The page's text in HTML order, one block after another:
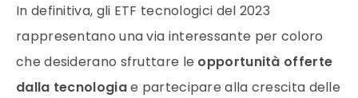
In definitiva, gli ETF tecnologici del 2023
rappresentano una via interessante per coloro
che desiderano sfruttare le opportunità offerte
dalla tecnologiae partecipare alla crescita delle